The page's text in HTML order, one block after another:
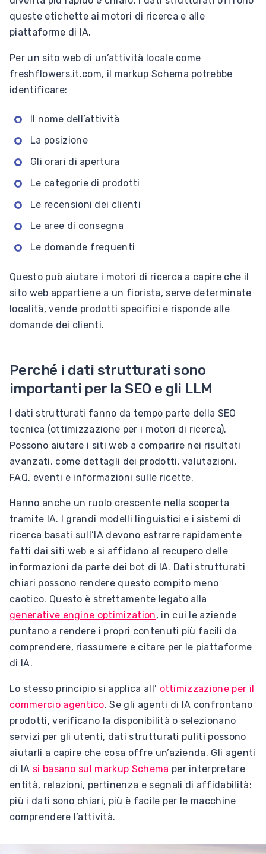
queste etichette ai motori di ricerca e alle
piattaforme di IA.
Per un sito web di un’attività locale come
freshflowers.it.com, il markup Schema potrebbe
identificare:
Il nome dell’attività
La posizione
Gli orari di apertura
Le categorie di prodotti
Le recensioni dei clienti
Le aree di consegna
Le domande frequenti
Questo può aiutare i motori di ricerca a capire che il
sito web appartiene a un fiorista, serve determinate
località, vende prodotti specifici e risponde alle
domande dei clienti.
Perché i dati strutturati sono
importanti per la SEO e gli LLM
I dati strutturati fanno da tempo parte della SEO
tecnica (ottimizzazione per i motori di ricerca).
Possono aiutare i siti web a comparire nei risultati
avanzati, come dettagli dei prodotti, valutazioni,
FAQ, eventi e informazioni sulle ricette.
Hanno anche un ruolo crescente nella scoperta
tramite IA. I grandi modelli linguistici e i sistemi di
ricerca basati sull’IA devono estrarre rapidamente
fatti dai siti web e si affidano al recupero delle
informazioni da parte dei bot di IA. Dati strutturati
chiari possono rendere questo compito meno
caotico. Questo è strettamente legato alla
generative engine optimization, in cui le aziende
puntano a rendere i propri contenuti più facili da
comprendere, riassumere e citare per le piattaforme
di IA.
Lo stesso principio si applica all’ ottimizzazione per il
commercio agentico. Se gli agenti di IA confrontano
prodotti, verificano la disponibilità o selezionano
servizi per gli utenti, dati strutturati puliti possono
aiutarli a capire che cosa offre un’azienda. Gli agenti
di IA si basano sul markup Schema per interpretare
entità, relazioni, pertinenza e segnali di affidabilità:
più i dati sono chiari, più è facile per le macchine
comprendere l’attività.